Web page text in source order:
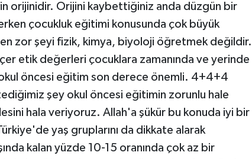
orijinidir. Orijini kaybettiğiniz anda düzgün bir
çocukluk eğitimi konusunda çok büyük
en zor şeyi fizik, kimya, biyoloji öğretmek değildir.
etik değerleri çocuklara zamanında ve yerinde
okul öncesi eğitim son derece önemli. 4+4+4
şey okul öncesi eğitimin zorunlu hale
hala veriyoruz. Allah'a şükür bu konuda iyi bir
yaş gruplarını da dikkate alarak
kalan yüzde 10-15 oranında çok az bir